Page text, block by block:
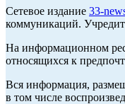
Cетевое издание 33-
коммуникаций.
На информационном
относящихся к
Вся информация,
в том числе